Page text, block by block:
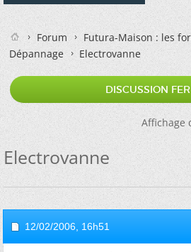
Forum
Futura-Maison : les
Dépannage
Electrovanne
DISCUSSION
Affichage
Electrovanne
12/02/2006, 16h51